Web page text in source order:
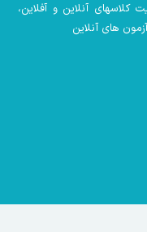
آنلاین و آفلاین،
های آنلاین